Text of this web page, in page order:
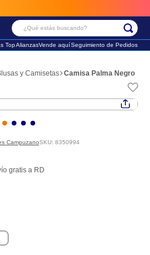
¿Qué estás buscando?
TopAlianzasVende aquíSeguimiento de Pedidos
y Camisetas Camisa Palma Negro
CampuzanoSKU: 8350994
gratis a RD